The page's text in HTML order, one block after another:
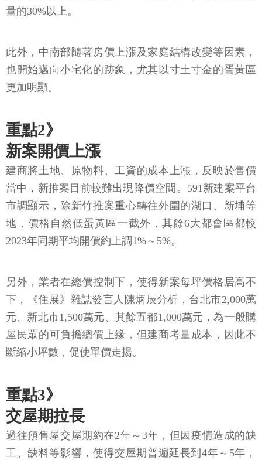
量的30%以上。
此外，中南部隨著房價上漲及家庭結構改變等因素，
也開始邁向小宅化的跡象，尤其以寸土寸金的蛋黃區
更加明顯。
重點2》
新案開價上漲
建商將土地、原物料、工資的成本上漲，反映於售價
當中，新推案目前較難出現降價空間。591新建案平台
市調顯示，除新竹推案重心轉往外圍的湖口、新埔等
地，價格自然低蛋黃區一截外，其餘6大都會區都較
2023年同期平均開價約上調1%～5%。
另外，業者在總價控制下，使得新案每坪價格居高不
下，《住展》雜誌發言人陳炳辰分析，台北市2,000萬
元、新北市1,500萬元、其餘五都1,000萬元，為一般購
屋民眾的可負擔總價上緣，但建商考量成本，因此不
斷縮小坪數，促使單價走揚。
重點3》
交屋期拉長
過往預售屋交屋期約在2年～3年，但因疫情造成的缺
工、缺料等影響，使得交屋期普遍延長到4年～5年，